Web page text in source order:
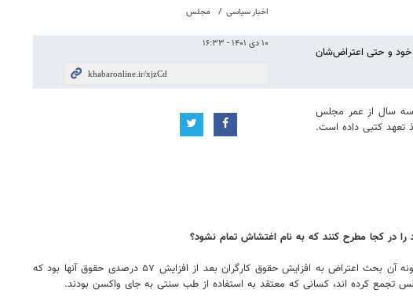
اخبار سیاسی مجلس
۱۰ دی ۱۴۰۱ - ۱۶:۳۳
خود و حتی اعتراض‌شان
هیات خبر داد و گفت که از ۲۸۸ پرونده ارجاعی، ۱۹ پرونده با گذشت سه سال از عمر مجلس
تعهد کتبی داده است.
در کجا مطرح کنند که به نام اغتشاش تمام نشود؟
کشور دارای سه قوه مقننه، مجریه و قضائیه است؛ هر هفته اعتراض جلوی مجلس به صورت مشروع، قانونی و با عزت و احترام انجام می‌شود. نمونه آن بحث اعتراض به افزایش حقوق کارگران بعد از افزایش ۵۷ درصدی حقوق آنها بود که
تجمع کرده اند، کسانی که معتقد به استفاده از طب سنتی به جای واکسن بودند.